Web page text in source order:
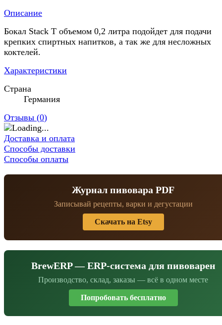
Описание
Бокал Stack T объемом 0,2 литра подойдет для подачи
крепких спиртных напитков, а так же для несложных
коктелей.
Характеристики
Страна
Германия
Отзывы (0)
Доставка и оплата
Способы доставки
Способы оплаты
Журнал пивовара PDF
Записывай рецепты, варки и дегустации
Скачать на Etsy
BrewERP — ERP-система для пивоварен
Производство, склад, заказы — всё в одном месте
Попробовать бесплатно